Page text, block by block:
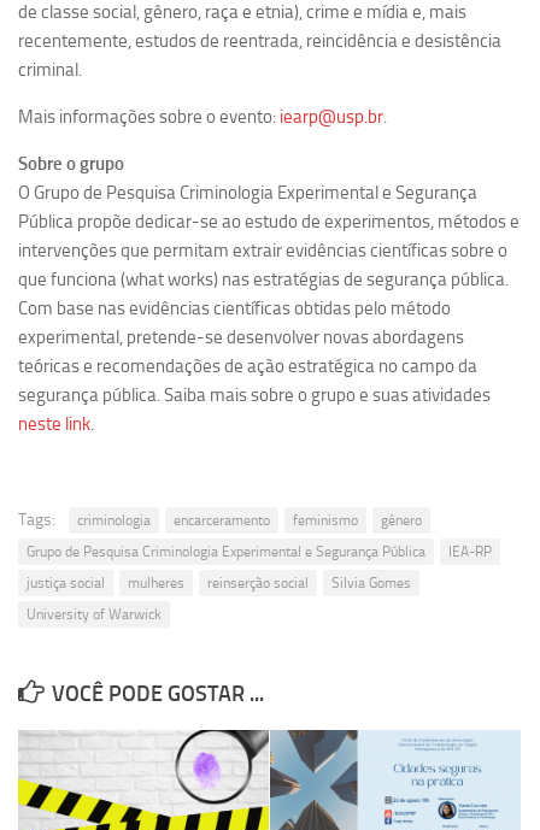
União Pró-Vacina
USP Analisa
Publicações
Documentos
Relatórios
Revista Estudos Avançados
Espaço Cultural
Contato
Newsletter
de classe social, gênero, raça e etnia), crime e mídia e, mais
recentemente, estudos de reentrada, reincidência e desistência
criminal.
Mais informações sobre o evento: iearp@usp.br.
Sobre o grupo
O Grupo de Pesquisa Criminologia Experimental e Segurança
Pública propõe dedicar-se ao estudo de experimentos, métodos e
intervenções que permitam extrair evidências científicas sobre o
que funciona (what works) nas estratégias de segurança pública.
Com base nas evidências científicas obtidas pelo método
experimental, pretende-se desenvolver novas abordagens
teóricas e recomendações de ação estratégica no campo da
segurança pública. Saiba mais sobre o grupo e suas atividades
neste link.
Tags: criminologia encarceramento feminismo
gênero
Grupo de Pesquisa Criminologia Experimental e Segurança Pública
IEA-RP
justiça social
mulheres reinserção social
Silvia Gomes
University of Warwick
VOCÊ PODE GOSTAR ...